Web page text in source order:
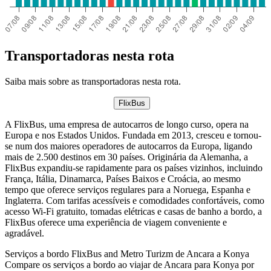
Transportadoras nesta rota
Saiba mais sobre as transportadoras nesta rota.
FlixBus
A FlixBus, uma empresa de autocarros de longo curso, opera na
Europa e nos Estados Unidos. Fundada em 2013, cresceu e tornou-
se num dos maiores operadores de autocarros da Europa, ligando
mais de 2.500 destinos em 30 países. Originária da Alemanha, a
FlixBus expandiu-se rapidamente para os países vizinhos, incluindo
França, Itália, Dinamarca, Países Baixos e Croácia, ao mesmo
tempo que oferece serviços regulares para a Noruega, Espanha e
Inglaterra. Com tarifas acessíveis e comodidades confortáveis, como
acesso Wi-Fi gratuito, tomadas elétricas e casas de banho a bordo, a
FlixBus oferece uma experiência de viagem conveniente e
agradável.
Serviços a bordo FlixBus and Metro Turizm de Ancara a Konya
Compare os serviços a bordo ao viajar de Ancara para Konya por